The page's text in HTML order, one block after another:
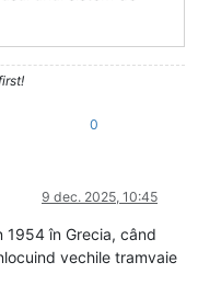
0
9 dec. 2025, 10:45
1954 în Grecia, când
vechile tramvaie